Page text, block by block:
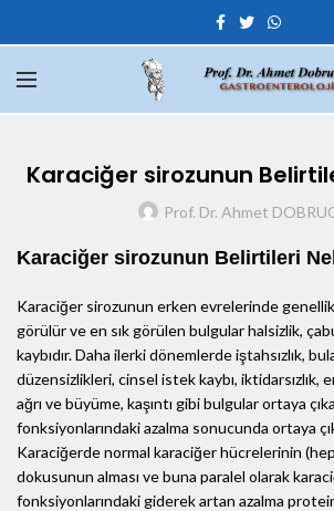
Karaciğer sirozunun
Prof. Dr. Ahmet
Karaciğer sirozunun Belirtileri
Karaciğer sirozunun erken evrelerinde
görülür ve en sık görülen bulgular halsizlik,
kaybıdır. Daha ilerki dönemlerde iştahsızlık,
düzensizlikleri, cinsel istek kaybı, iktidarsızlık,
ağrı ve büyüme, kaşıntı gibi bulgular ortaya
fonksiyonlarındaki azalma sonucunda ortaya
Karaciğerde normal karaciğer hücrelerinin
dokusunun alması ve buna paralel olarak
fonksiyonlarındaki giderek artan azalma